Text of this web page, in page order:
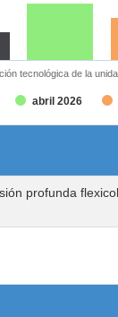
abril 2026
tecnológica de la
profunda